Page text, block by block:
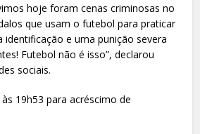
hoje foram cenas criminosas no
que usam o futebol para praticar
identificação e uma punição severa
Futebol não é isso”, declarou
sociais.
19h53 para acréscimo de